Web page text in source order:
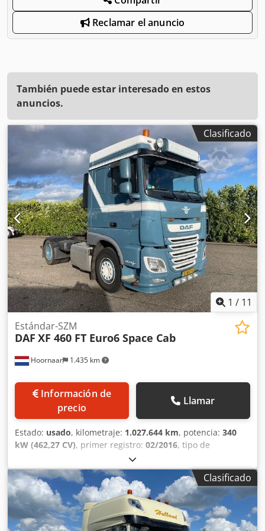
Reclamar el anuncio
También puede estar interesado en estos
anuncios.
Clasificado
1 / 11
Hoornaar 1.435 km
Estándar-SZM
DAF XF 460 FT Euro6 Space Cab
Información de
precio
Llamar
Estado: usado, kilometraje: 1.027.644 km, potencia: 340
kW (462,27 CV), primer registro: 02/2016, tipo de
, tamaño del neumático:
configuración de ejes:4x2, distancia entre ejes:3.800 mm,
combustible:diésel , cabina del conductor:cabina
dormitorio, tipo de engranaje:automático, número de
marchas:12, clase de emisión:Euro 6, amortiguación:
otro, longitud total:5.920 mm, ancho total:2.550 mm,
Clasificado